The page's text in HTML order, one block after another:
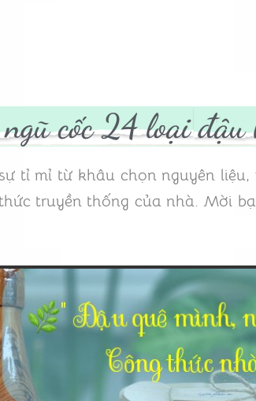
ngũ cốc 24 loại
tỉ mỉ từ khâu chọn nguyên
truyền thống của nhà. Mời